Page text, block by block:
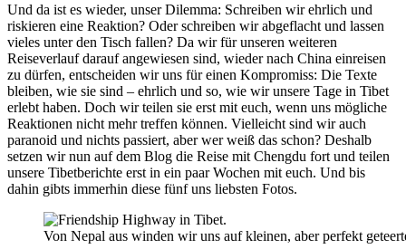
Und da ist es wieder, unser Dilemma: Schreiben wir ehrlich und
riskieren eine Reaktion? Oder schreiben wir abgeflacht und lassen
vieles unter den Tisch fallen? Da wir für unseren weiteren
Reiseverlauf darauf angewiesen sind, wieder nach China einreisen
zu dürfen, entscheiden wir uns für einen Kompromiss: Die Texte
bleiben, wie sie sind – ehrlich und so, wie wir unsere Tage in Tibet
erlebt haben. Doch wir teilen sie erst mit euch, wenn uns mögliche
Reaktionen nicht mehr treffen können. Vielleicht sind wir auch
paranoid und nichts passiert, aber wer weiß das schon? Deshalb
setzen wir nun auf dem Blog die Reise mit Chengdu fort und teilen
unsere Tibetberichte erst in ein paar Wochen mit euch. Und bis
dahin gibts immerhin diese fünf uns liebsten Fotos.
Von Nepal aus winden wir uns auf kleinen, aber perfekt